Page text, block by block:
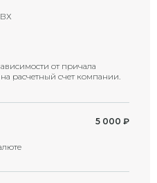
от причала
расчетный счет компании.
5 000 ₽